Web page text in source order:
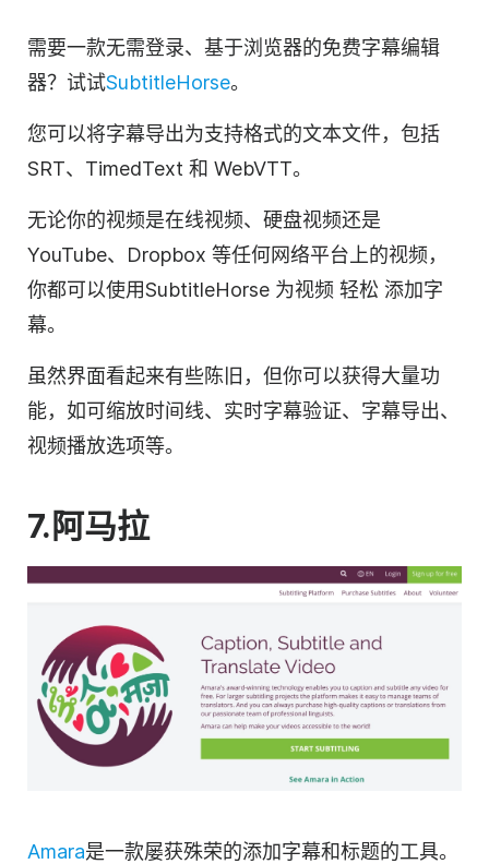
需要一款无需登录、基于浏览器的免费字幕编辑
器？试试SubtitleHorse。
您可以将字幕导出为支持格式的文本文件，包括
SRT、TimedText 和 WebVTT。
无论你的视频是在线视频、硬盘视频还是
YouTube、Dropbox 等任何网络平台上的视频，
你都可以使用SubtitleHorse 为视频 轻松 添加字
幕。
虽然界面看起来有些陈旧，但你可以获得大量功
能，如可缩放时间线、实时字幕验证、字幕导出、
视频播放选项等。
7.阿马拉
Amara是一款屡获殊荣的添加字幕和标题的工具。